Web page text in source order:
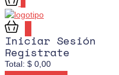
Iniciar Sesión
Regístrate
Total: $ 0,00